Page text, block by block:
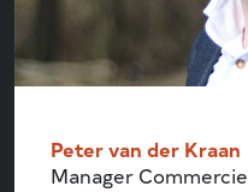
Peter van der Kraan
Manager Commercie